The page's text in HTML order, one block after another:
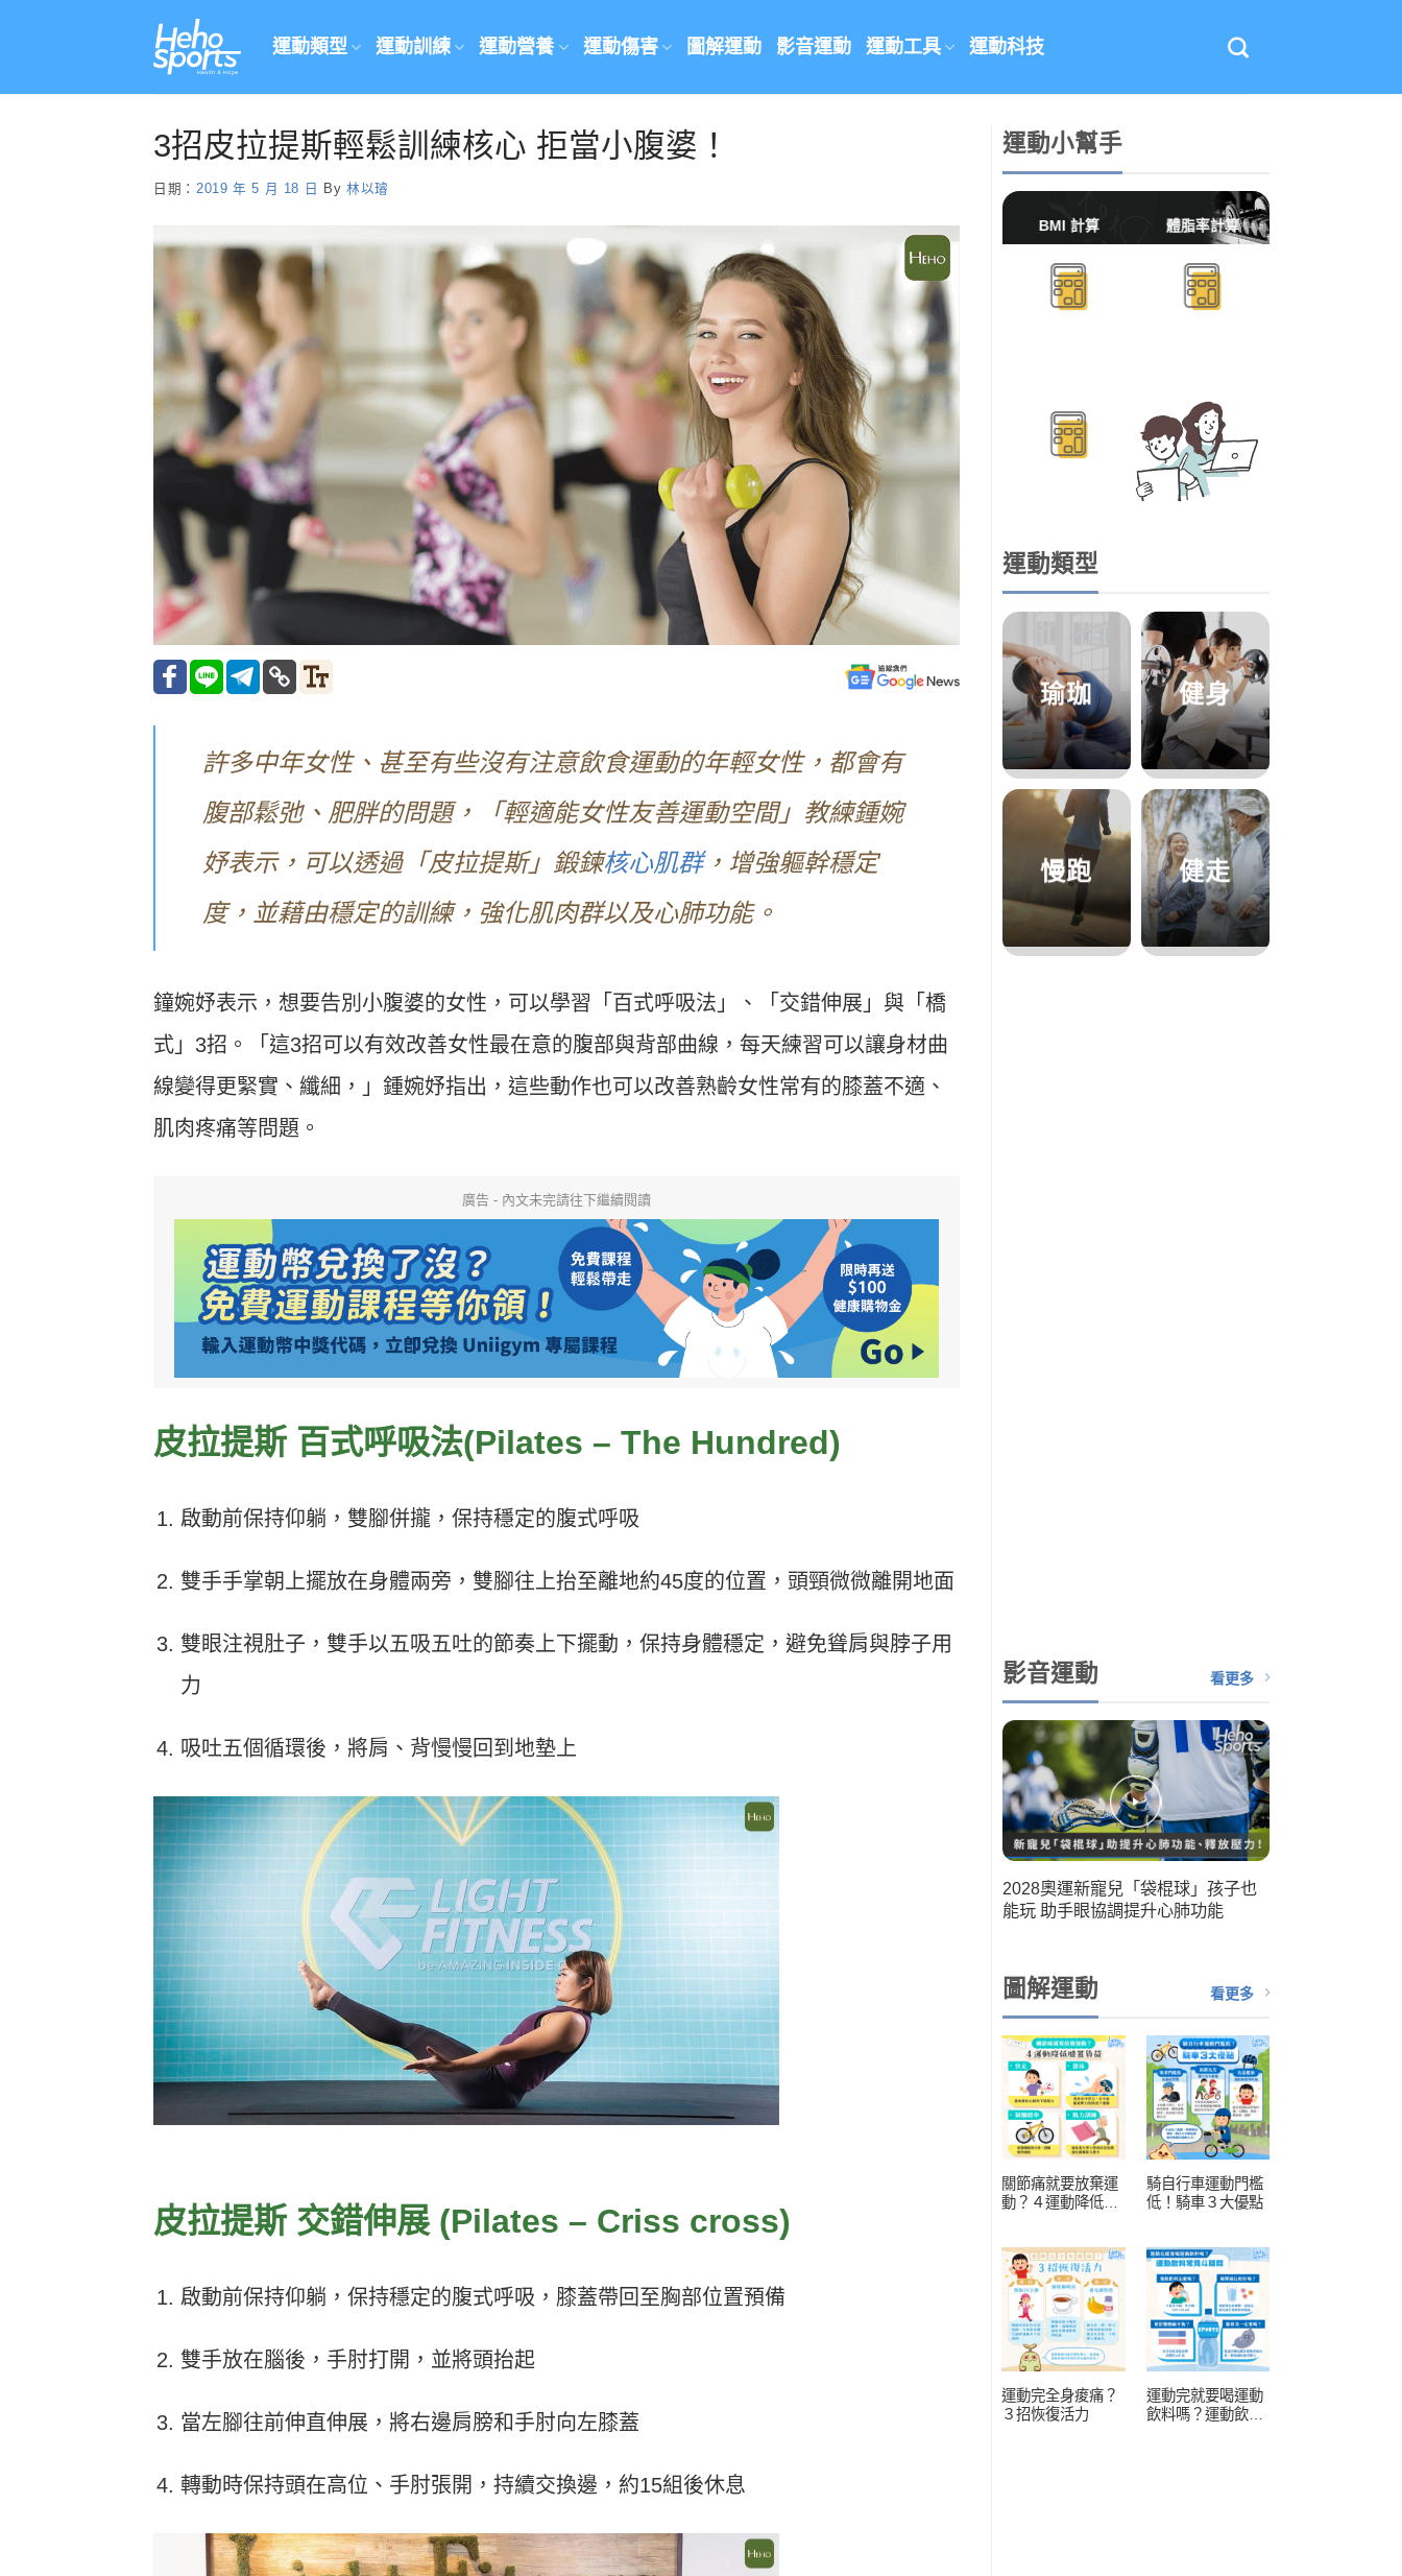
運動類型 運動訓練 運動營養 運動傷害 圖解運動 影音運動 運動工具 運動科技
3招皮拉提斯輕鬆訓練核心 拒當小腹婆！
日期： 2019 年 5 月 18 日 By 林以璿
許多中年女性、甚至有些沒有注意飲食運動的年輕女性，都會有
腹部鬆弛、肥胖的問題，「輕適能女性友善運動空間」教練鍾婉
妤表示，可以透過「皮拉提斯」鍛鍊核心肌群，增強軀幹穩定
度，並藉由穩定的訓練，強化肌肉群以及心肺功能。
鐘婉妤表示，想要告別小腹婆的女性，可以學習「百式呼吸法」、「交錯伸展」與「橋
式」3招。「這3招可以有效改善女性最在意的腹部與背部曲線，每天練習可以讓身材曲
線變得更緊實、纖細，」鍾婉妤指出，這些動作也可以改善熟齡女性常有的膝蓋不適、
肌肉疼痛等問題。
廣告 - 內文未完請往下繼續閱讀
皮拉提斯 百式呼吸法(Pilates – The Hundred)
啟動前保持仰躺，雙腳併攏，保持穩定的腹式呼吸
雙手手掌朝上擺放在身體兩旁，雙腳往上抬至離地約45度的位置，頭頸微微離開地面
雙眼注視肚子，雙手以五吸五吐的節奏上下擺動，保持身體穩定，避免聳肩與脖子用
力
吸吐五個循環後，將肩、背慢慢回到地墊上
皮拉提斯 交錯伸展 (Pilates – Criss cross)
啟動前保持仰躺，保持穩定的腹式呼吸，膝蓋帶回至胸部位置預備
雙手放在腦後，手肘打開，並將頭抬起
當左腳往前伸直伸展，將右邊肩膀和手肘向左膝蓋
轉動時保持頭在高位、手肘張開，持續交換邊，約15組後休息
運動小幫手
BMI 計算 體脂率計算
運動類型
瑜珈 健身
慢跑 健走
影音運動 看更多
2028奧運新寵兒「袋棍球」孩子也
能玩 助手眼協調提升心肺功能
Heho運動科技大調查｜健康整合服
務！賦優適能共同創辦人楊貫中：個
人教練像計程車、精準直達目標
Heho運動科技大調查｜科技體適能
檢測是什麼？體育署「運動企業認
證」逾千家企業響應
圖解運動 看更多
關節痛就要放棄運
動？４運動降低膝
騎自行車運動門檻
低！騎車３大優點
運動完全身痠痛？
３招恢復活力
運動完就要喝運動
飲料嗎？運動飲料